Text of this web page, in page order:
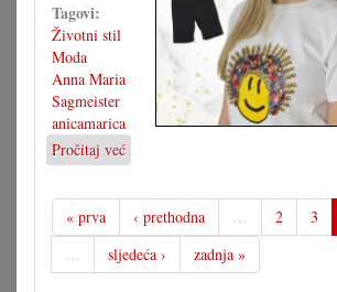
Tagovi:
Životni stil
Moda
Anna Maria
Sagmeister
anicamarica
Pročitaj već
Majica
s
motivom,
brojne
mogućnosti
« prva ‹ prethodna … 2 3
…
sljedeća › zadnja »